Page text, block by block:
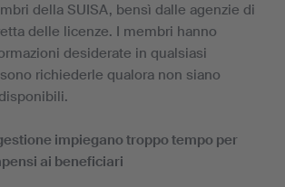
della SUISA, bensì dalle agenzie di
delle licenze. I membri hanno
desiderate in qualsiasi
richiederle qualora non siano
impiegano troppo tempo per
ai beneficiari